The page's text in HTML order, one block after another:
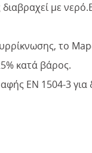
με
το
κατά βάρος.
EN 1504-3